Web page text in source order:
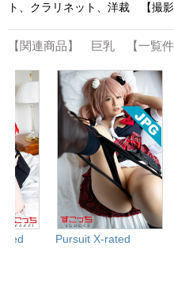
ト、クラリネット、洋裁 【撮
【関連商品】 巨乳 【一覧件
Pursuit X-rated